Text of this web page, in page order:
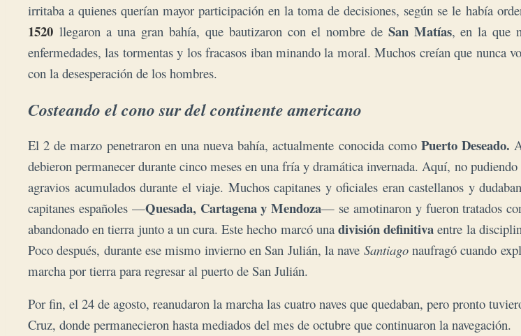
irritaba a quienes querían mayor participación en la toma de decisiones, según se le había
1520 llegaron a una gran bahía, que bautizaron con el nombre de San Matías, en la que
enfermedades, las tormentas y los fracasos iban minando la moral. Muchos creían que nunca
con la desesperación de los hombres.
Costeando el cono sur del continente americano
El 2 de marzo penetraron en una nueva bahía, actualmente conocida como Puerto Deseado.
debieron permanecer durante cinco meses en una fría y dramática invernada. Aquí, no
agravios acumulados durante el viaje. Muchos capitanes y oficiales eran castellanos y
capitanes españoles —Quesada, Cartagena y Mendoza— se amotinaron y fueron tratados
abandonado en tierra junto a un cura. Este hecho marcó unadivisión definitiva entre la
Poco después, durante ese mismo invierno en San Julián, la nave Santiagonaufragó cuando
marcha por tierra para regresar al puerto de San Julián.
Por fin, el 24 de agosto, reanudaron la marcha las cuatro naves que quedaban, pero pronto
Cruz, donde permanecieron hasta mediados del mes de octubre que continuaron la navegación.